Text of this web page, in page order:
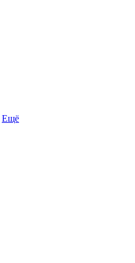
Ещё